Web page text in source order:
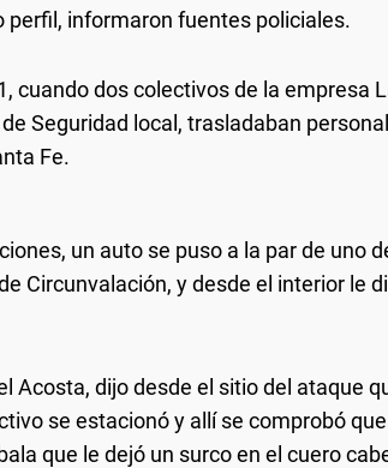
perfil, informaron fuentes policiales.
cuando dos colectivos de la empresa
Seguridad local, trasladaban
Fe.
un auto se puso a la par de uno
Circunvalación, y desde el interior le
Acosta, dijo desde el sitio del ataque
se estacionó y allí se comprobó
que le dejó un surco en el cuero